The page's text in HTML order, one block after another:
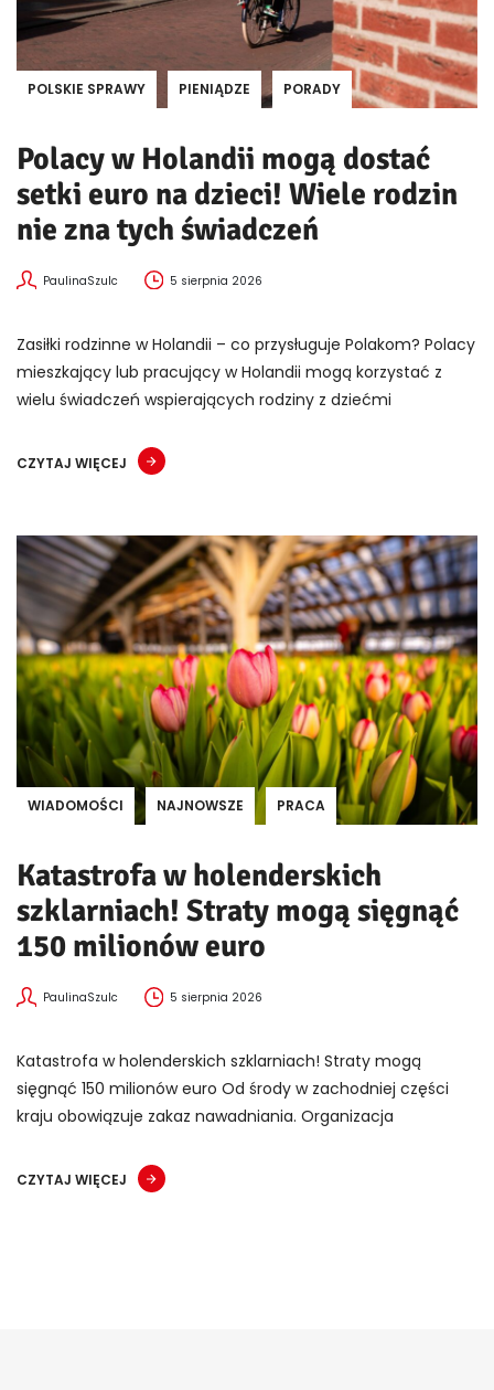
POLSKIE SPRAWY PIENIĄDZE PORADY
Polacy w Holandii mogą dostać
setki euro na dzieci! Wiele rodzin
nie zna tych świadczeń
PaulinaSzulc 5 sierpnia 2026
Zasiłki rodzinne w Holandii – co przysługuje Polakom? Polacy
mieszkający lub pracujący w Holandii mogą korzystać z
wielu świadczeń wspierających rodziny z dziećmi
CZYTAJ WIĘCEJ
WIADOMOŚCI NAJNOWSZE PRACA
Katastrofa w holenderskich
szklarniach! Straty mogą sięgnąć
150 milionów euro
PaulinaSzulc 5 sierpnia 2026
Katastrofa w holenderskich szklarniach! Straty mogą
sięgnąć 150 milionów euro Od środy w zachodniej części
kraju obowiązuje zakaz nawadniania. Organizacja
CZYTAJ WIĘCEJ